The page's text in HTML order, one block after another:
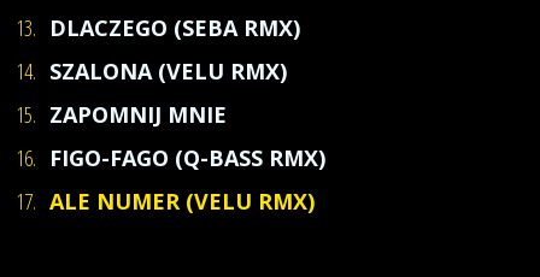
13. DLACZEGO (SEBA RMX)
14. SZALONA (VELU RMX)
15. ZAPOMNIJ MNIE
16. FIGO-FAGO (Q-BASS RMX)
17. ALE NUMER (VELU RMX)